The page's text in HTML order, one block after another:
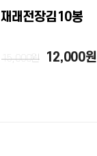
재래전장김10봉
15,000원 12,000원